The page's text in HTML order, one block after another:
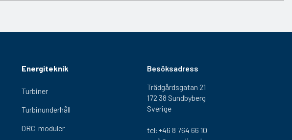
Energiteknik
Turbiner
Turbinunderhåll
ORC-moduler
Besöksadress
Trädgårdsgatan 21
172 38 Sundbyberg
Sverige
tel:+46 8 764 66 10